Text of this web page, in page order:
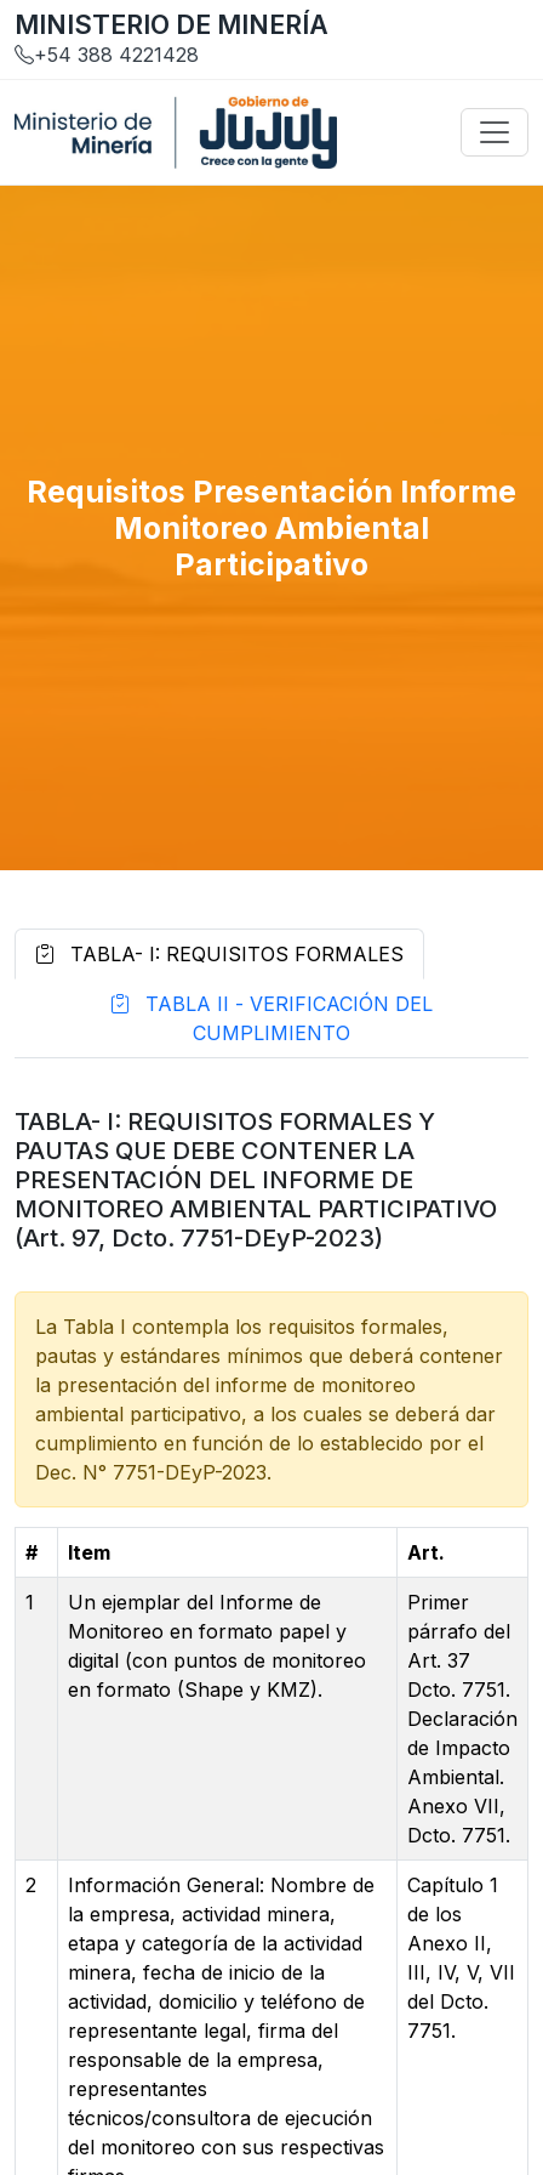
MINISTERIO DE MINERÍA
+54 388 4221428
Requisitos Presentación Informe
Monitoreo Ambiental
Participativo
TABLA- I: REQUISITOS FORMALES
CUMPLIMIENTO
TABLA- I: REQUISITOS FORMALES Y
PAUTAS QUE DEBE CONTENER LA
PRESENTACIÓN DEL INFORME DE
MONITOREO AMBIENTAL PARTICIPATIVO
(Art. 97, Dcto. 7751-DEyP-2023)
La Tabla I contempla los requisitos formales,
pautas y estándares mínimos que deberá contener
la presentación del informe de monitoreo
ambiental participativo, a los cuales se deberá dar
cumplimiento en función de lo establecido por el
Dec. N° 7751-DEyP-2023.
# Item Art.
1
Un ejemplar del Informe de
Monitoreo en formato papel y
digital (con puntos de monitoreo
en formato (Shape y KMZ).
Primer
párrafo del
Art. 37
Dcto. 7751.
Declaración
de Impacto
Ambiental.
Anexo VII,
Dcto. 7751.
2
Información General: Nombre de
la empresa, actividad minera,
etapa y categoría de la actividad
minera, fecha de inicio de la
actividad, domicilio y teléfono de
representante legal, firma del
responsable de la empresa,
representantes
técnicos/consultora de ejecución
del monitoreo con sus respectivas
Capítulo 1
de los
Anexo II,
III, IV, V, VII
del Dcto.
7751.